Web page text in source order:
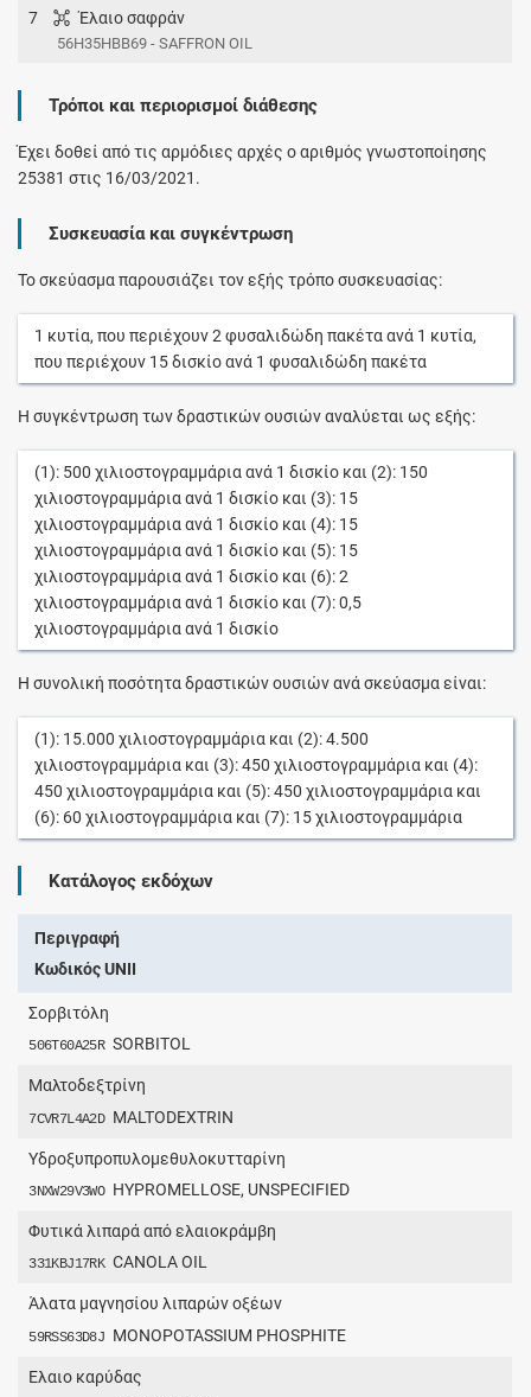
7 Έλαιο σαφράν
56H35HBB69 - SAFFRON OIL
Τρόποι και περιορισμοί διάθεσης
Έχει δοθεί από τις αρμόδιες αρχές ο αριθμός γνωστοποίησης
25381 στις 16/03/2021.
Συσκευασία και συγκέντρωση
Το σκεύασμα παρουσιάζει τον εξής τρόπο συσκευασίας:
1 κυτία, που περιέχουν2 φυσαλιδώδη πακέταανά 1 κυτία,
που περιέχουν 15δισκίοανά 1 φυσαλιδώδη πακέτα
Η συγκέντρωση των δραστικών ουσιών αναλύεται ως εξής:
(1): 500 χιλιοστογραμμάριαανά 1 δισκίο και (2): 150
χιλιοστογραμμάριαανά 1 δισκίο και (3): 15
χιλιοστογραμμάριαανά 1 δισκίο και (4): 15
χιλιοστογραμμάριαανά 1 δισκίο και (5): 15
χιλιοστογραμμάριαανά 1 δισκίο και (6):2
χιλιοστογραμμάριαανά 1 δισκίο και (7):0,5
χιλιοστογραμμάριαανά 1 δισκίο
Η συνολική ποσότητα δραστικών ουσιών ανά σκεύασμα είναι:
(1): 15.000 χιλιοστογραμμάρια και (2):4.500
χιλιοστογραμμάρια και (3):450 χιλιοστογραμμάρια και (4):
450 χιλιοστογραμμάρια και (5):450 χιλιοστογραμμάρια και
(6): 60 χιλιοστογραμμάρια και (7): 15χιλιοστογραμμάρια
Κατάλογος εκδόχων
Περιγραφή
Κωδικός UNII
Σορβιτόλη
506T60A25R SORBITOL
Μαλτοδεξτρίνη
7CVR7L4A2D MALTODEXTRIN
Υδροξυπροπυλομεθυλοκυτταρίνη
3NXW29V3WO HYPROMELLOSE, UNSPECIFIED
Φυτικά λιπαρά από ελαιοκράμβη
331KBJ17RK CANOLA OIL
Άλατα μαγνησίου λιπαρών οξέων
59RSS63D8J MONOPOTASSIUM PHOSPHITE
Έλαιο καρύδας